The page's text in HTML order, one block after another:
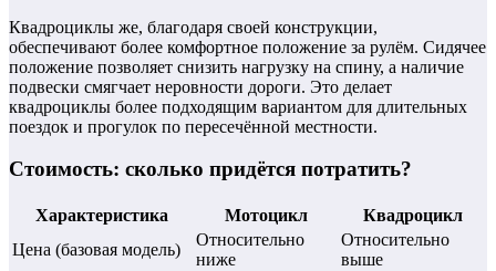
Квадроциклы же, благодаря своей конструкции,
обеспечивают более комфортное положение за рулём. Сидячее
положение позволяет снизить нагрузку на спину, а наличие
подвески смягчает неровности дороги. Это делает
квадроциклы более подходящим вариантом для длительных
поездок и прогулок по пересечённой местности.
Стоимость: сколько придётся потратить?
Характеристика Мотоцикл
Квадроцикл
Цена (базовая модель)
Относительно
ниже
Относительно
выше